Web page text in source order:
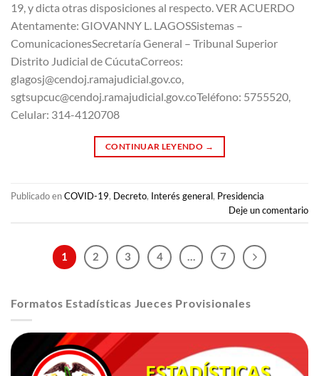
19, y dicta otras disposiciones al respecto. VER ACUERDO
Atentamente: GIOVANNY L. LAGOSSistemas –
ComunicacionesSecretaría General – Tribunal Superior
Distrito Judicial de CúcutaCorreos:
glagosj@cendoj.ramajudicial.gov.co,
sgtsupcuc@cendoj.ramajudicial.gov.coTeléfono: 5755520,
Celular: 314-4120708
CONTINUAR LEYENDO →
Publicado enCOVID-19, Decreto, Interés general, Presidencia
Deje un comentario
1 2 3 4 … 7
Formatos Estadísticas Jueces Provisionales